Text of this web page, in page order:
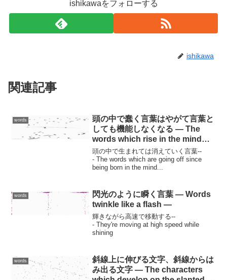
ishikawaをフォローする
ishikawa
関連記事
words
頭の中で蠢く言葉はやがて言葉と
しても機能しなくなる — The
words which rise in the mind
don’t also function as a word
any more soon —
頭の中で生まれては消えていく言葉--
- The words which are going off since
being born in the mind...
words
閃光のように瞬く言葉 — Words
twinkle like a flash —
輝きながら高速で移動する--
- They're moving at high speed while
shining
words
斜線上に伸びる文字、斜線からは
み出る文字 — The characters